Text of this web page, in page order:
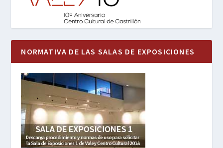
NORMATIVA DE LAS SALAS DE EXPOSICIONES